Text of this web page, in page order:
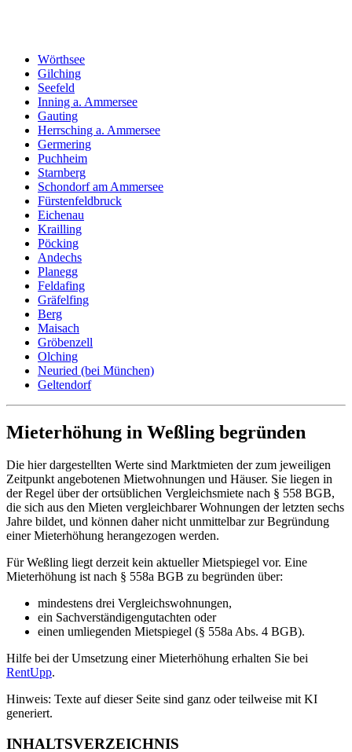
Wörthsee
Gilching
Seefeld
Inning a. Ammersee
Gauting
Herrsching a. Ammersee
Germering
Puchheim
Starnberg
Schondorf am Ammersee
Fürstenfeldbruck
Eichenau
Krailling
Pöcking
Andechs
Planegg
Feldafing
Gräfelfing
Berg
Maisach
Gröbenzell
Olching
Neuried (bei München)
Geltendorf
Mieterhöhung in Weßling begründen
Die hier dargestellten Werte sind Marktmieten der zum jeweiligen
Zeitpunkt angebotenen Mietwohnungen und Häuser. Sie liegen in
der Regel über der ortsüblichen Vergleichsmiete nach § 558 BGB,
die sich aus den Mieten vergleichbarer Wohnungen der letzten sechs
Jahre bildet, und können daher nicht unmittelbar zur Begründung
einer Mieterhöhung herangezogen werden.
Für Weßling liegt derzeit kein aktueller Mietspiegel vor. Eine
Mieterhöhung ist nach § 558a BGB zu begründen über:
mindestens drei Vergleichswohnungen,
ein Sachverständigengutachten oder
einen umliegenden Mietspiegel (§ 558a Abs. 4 BGB).
Hilfe bei der Umsetzung einer Mieterhöhung erhalten Sie bei
RentUpp.
Hinweis: Texte auf dieser Seite sind ganz oder teilweise mit KI
generiert.
INHALTSVERZEICHNIS